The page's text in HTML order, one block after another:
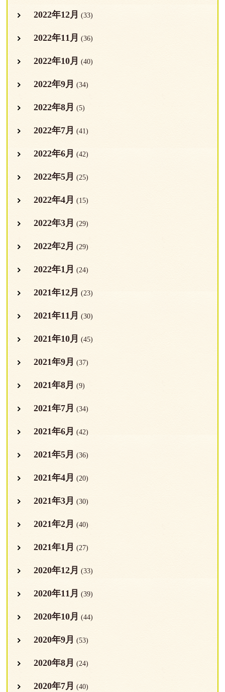
2022年12月 (33)
2022年11月 (36)
2022年10月 (40)
2022年9月 (34)
2022年8月 (5)
2022年7月 (41)
2022年6月 (42)
2022年5月 (25)
2022年4月 (15)
2022年3月 (29)
2022年2月 (29)
2022年1月 (24)
2021年12月 (23)
2021年11月 (30)
2021年10月 (45)
2021年9月 (37)
2021年8月 (9)
2021年7月 (34)
2021年6月 (42)
2021年5月 (36)
2021年4月 (20)
2021年3月 (30)
2021年2月 (40)
2021年1月 (27)
2020年12月 (33)
2020年11月 (39)
2020年10月 (44)
2020年9月 (53)
2020年8月 (24)
2020年7月 (40)